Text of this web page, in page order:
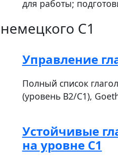
для работы;
C1
Управление
Полный список
(уровень B2/C1),
Устойчивые
на уровне С1